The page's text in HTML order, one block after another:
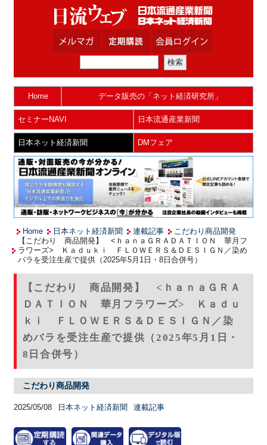
Home データ販売の「ネット経済研究所」
セミナーNAVI 日本流通産業新聞
日本ネット経済新聞 DMフェア
Home 日本ネット経済新聞 連載記事
こだわり商品開発
【こだわり 商品開発】 <ｈａｎａＧＲＡＤＡＴＩＯＮ 華月フ
ラワーズ> Ｋａｄｕｋｉ ＦＬＯＷＥＲＳ＆ＤＥＳＩＧＮ／染め
バラを受注生産で提供（2025年5月1日・8日合併号）
【こだわり 商品開発】 <ｈａｎａＧＲＡ
ＤＡＴＩＯＮ 華月フラワーズ> Ｋａｄｕ
ｋｉ ＦＬＯＷＥＲＳ＆ＤＥＳＩＧＮ／染
めバラを受注生産で提供（2025年5月1日・
8日合併号）
こだわり商品開発
2025/05/08 日本ネット経済新聞 連載記事